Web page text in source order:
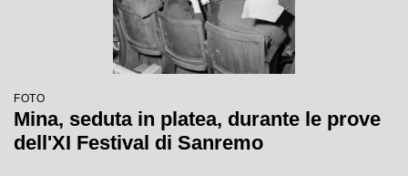
FOTO
Mina, seduta in platea, durante le prove
dell'XI Festival di Sanremo